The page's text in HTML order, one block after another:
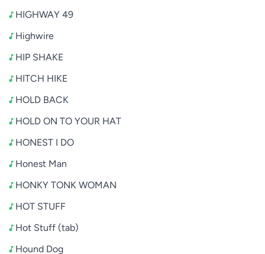
HIGHWAY 49
Highwire
HIP SHAKE
HITCH HIKE
HOLD BACK
HOLD ON TO YOUR HAT
HONEST I DO
Honest Man
HONKY TONK WOMAN
HOT STUFF
Hot Stuff (tab)
Hound Dog